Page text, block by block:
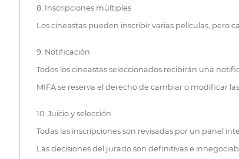
8. Inscripciones múltiples
Los cineastas pueden inscribir varias películas, pero
9. Notificación
Todos los cineastas seleccionados recibirán una
MIFA se reserva el derecho de cambiar o modificar
10. Juicio y selección
Todas las inscripciones son revisadas por un panel
Las decisiones del jurado son definitivas e